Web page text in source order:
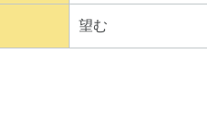
望む